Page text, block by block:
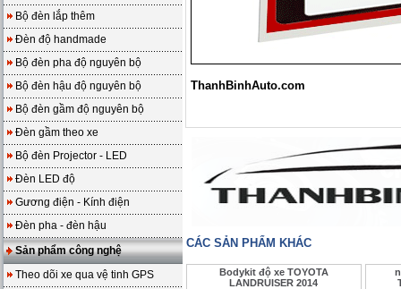
Bộ đèn lắp thêm
Đèn độ handmade
Bộ đèn pha độ nguyên bộ
Bộ đèn hậu độ nguyên bộ
Bộ đèn gầm độ nguyên bộ
Đèn gầm theo xe
Bộ đèn Projector - LED
Đèn LED độ
Gương điện - Kính điện
Đèn pha - đèn hậu
Sản phẩm công nghệ
Theo dõi xe qua vệ tinh GPS
ThanhBinhAuto.com
CÁC SẢN PHẨM KHÁC
Bodykit độ xe TOYOTA
LANDRUISER 2014